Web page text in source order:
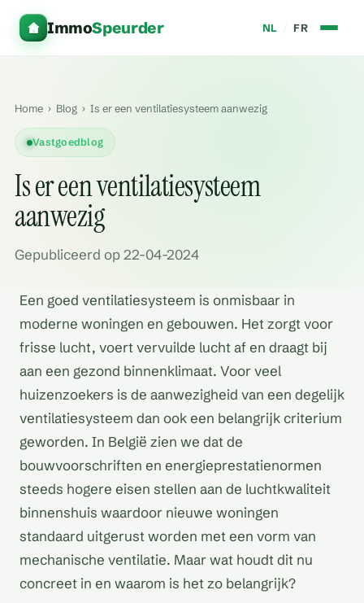
ImmoSpeurder NL FR
Home › Blog › Is er een ventilatiesysteem aanwezig
Vastgoedblog
Is er een ventilatiesysteem
aanwezig
Gepubliceerd op 22-04-2024
Een goed ventilatiesysteem is onmisbaar in
moderne woningen en gebouwen. Het zorgt voor
frisse lucht, voert vervuilde lucht af en draagt bij
aan een gezond binnenklimaat. Voor veel
huizenzoekers is de aanwezigheid van een degelijk
ventilatiesysteem dan ook een belangrijk criterium
geworden. In België zien we dat de
bouwvoorschriften en energieprestatienormen
steeds hogere eisen stellen aan de luchtkwaliteit
binnenshuis waardoor nieuwe woningen
standaard uitgerust worden met een vorm van
mechanische ventilatie. Maar wat houdt dit nu
concreet in en waarom is het zo belangrijk?